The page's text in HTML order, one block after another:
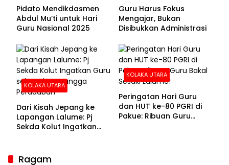
Pidato Mendikdasmen
Abdul Mu’ti untuk Hari
Guru Nasional 2025
Guru Harus Fokus
Mengajar, Bukan
Disibukkan Administrasi
KOLAKA UTARA
Dari Kisah Jepang ke
Lapangan Lalume: Pj
Sekda Kolut Ingatkan
KOLAKA UTARA
Peringatan Hari Guru
dan HUT ke-80 PGRI di
Pakue: Ribuan Guru
Ragam